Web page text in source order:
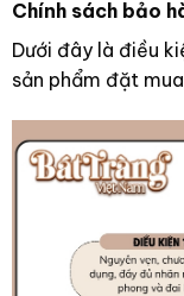
Chính sách bảo
Dưới đây là điều
sản phẩm đặt